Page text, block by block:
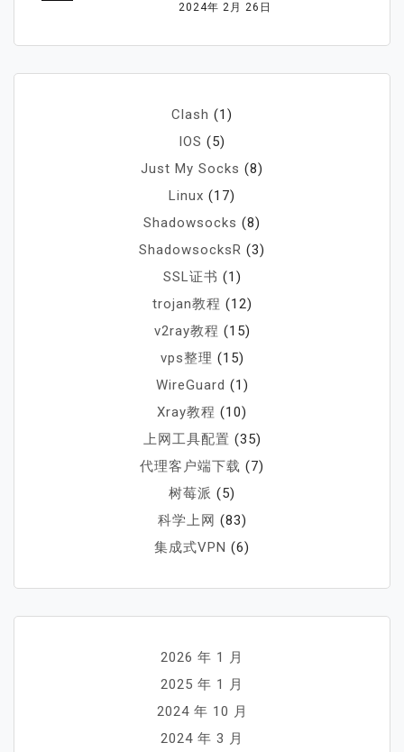
2024年 2月 26日
Clash (1)
IOS (5)
Just My Socks (8)
Linux (17)
Shadowsocks (8)
ShadowsocksR (3)
SSL证书 (1)
trojan教程 (12)
v2ray教程 (15)
vps整理 (15)
WireGuard (1)
Xray教程 (10)
上网工具配置 (35)
代理客户端下载 (7)
树莓派 (5)
科学上网 (83)
集成式VPN (6)
2026 年 1 月
2025 年 1 月
2024 年 10 月
2024 年 3 月